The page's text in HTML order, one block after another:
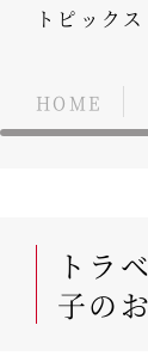
トピックス
HOME
トラ
子の